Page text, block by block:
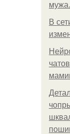
мужа.
В